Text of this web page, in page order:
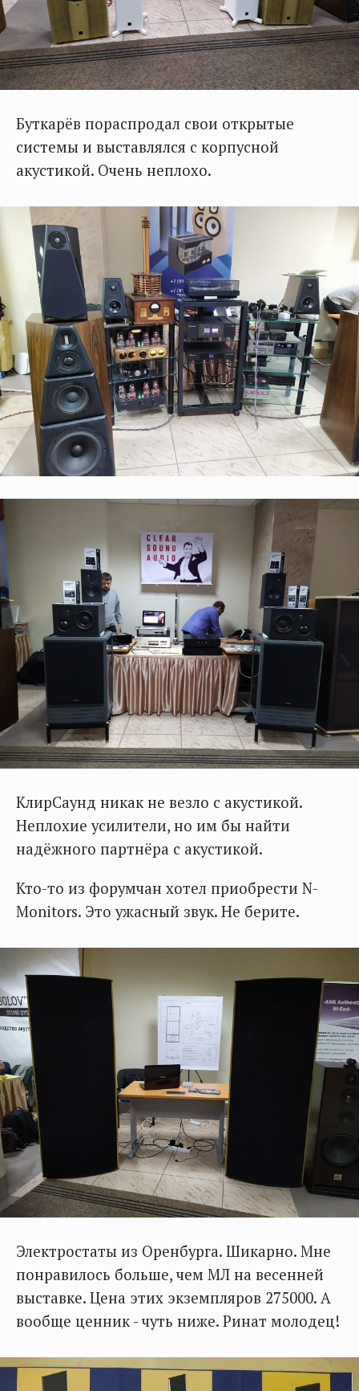
Буткарёв пораспродал свои открытые
системы и выставлялся с корпусной
акустикой. Очень неплохо.
КлирСаунд никак не везло с акустикой.
Неплохие усилители, но им бы найти
надёжного партнёра с акустикой.
Кто-то из форумчан хотел приобрести N-
Monitors. Это ужасный звук. Не берите.
Электростаты из Оренбурга. Шикарно. Мне
понравилось больше, чем МЛ на весенней
выставке. Цена этих экземпляров 275000. А
вообще ценник - чуть ниже. Ринат молодец!